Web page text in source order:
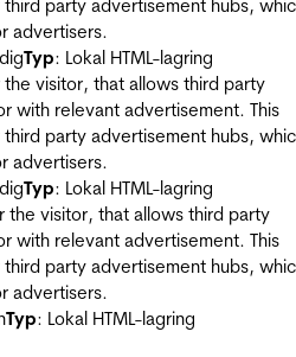
party advertisement hubs,
advertisers.
Typ: Lokal HTML-lagring
the visitor, that allows third party
with relevant advertisement. This
party advertisement hubs,
advertisers.
Typ: Lokal HTML-lagring
the visitor, that allows third party
with relevant advertisement. This
party advertisement hubs,
advertisers.
Typ: Lokal HTML-lagring